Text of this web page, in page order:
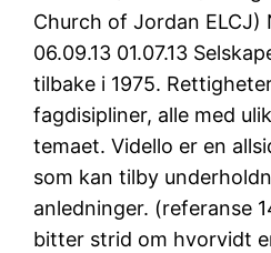
Church of Jordan ELCJ)
06.09.13 01.07.13
tilbake i 1975.
fagdisipliner, alle med
temaet. Vidello er en
som kan tilby
anledninger. (referanse
bitter strid om hvorvidt